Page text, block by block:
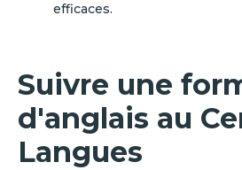
efficaces.
Suivre une
d'anglais au
Langues